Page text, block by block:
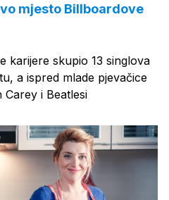
mjesto Billboardove
karijere skupio 13 singlova
a ispred mlade pjevačice
Carey i Beatlesi